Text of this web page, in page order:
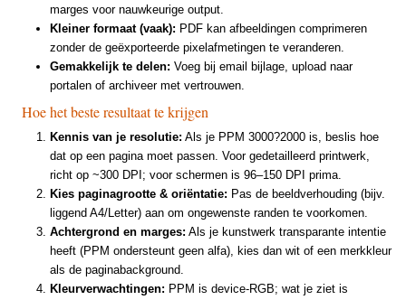
marges voor nauwkeurige output.
Kleiner formaat (vaak): PDF kan afbeeldingen comprimeren
zonder de geëxporteerde pixelafmetingen te veranderen.
Gemakkelijk te delen: Voeg bij email bijlage, upload naar
portalen of archiveer met vertrouwen.
Hoe het beste resultaat te krijgen
Kennis van je resolutie: Als je PPM 3000?2000 is, beslis hoe
dat op een pagina moet passen. Voor gedetailleerd printwerk,
richt op ~300 DPI; voor schermen is 96–150 DPI prima.
Kies paginagrootte & oriëntatie: Pas de beeldverhouding (bijv.
liggend A4/Letter) aan om ongewenste randen te voorkomen.
Achtergrond en marges: Als je kunstwerk transparante intentie
heeft (PPM ondersteunt geen alfa), kies dan wit of een merkkleur
als de paginabackground.
Kleurverwachtingen: PPM is device-RGB; wat je ziet is